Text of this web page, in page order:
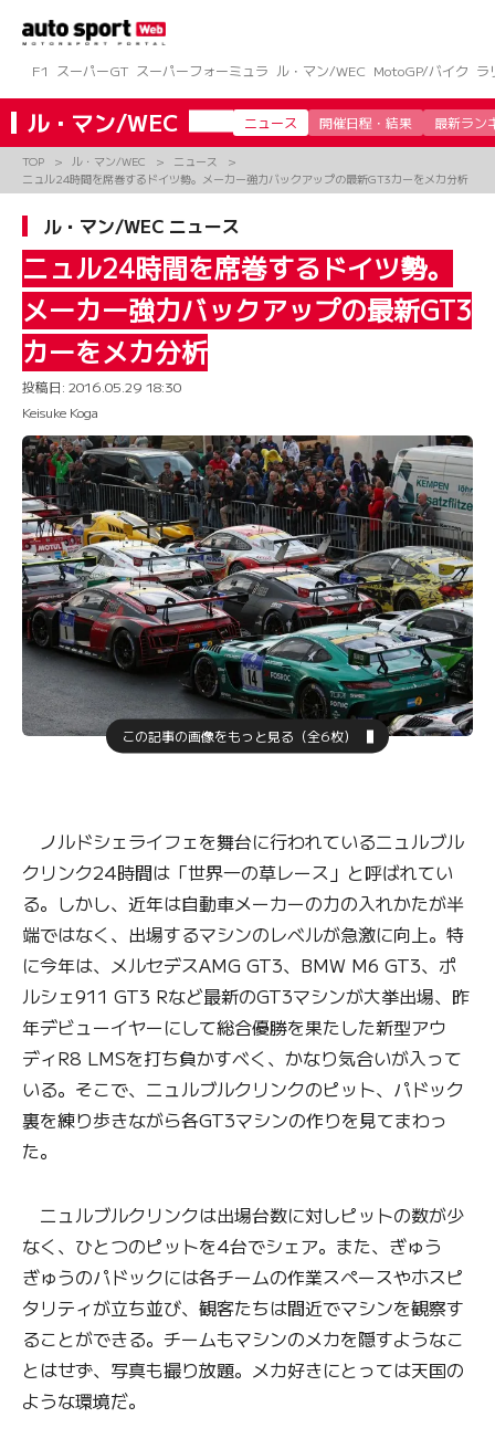
ツ
へ
ス
キ
プ
F1 スーパーGT スーパーフォーミュラ ル・マン/WEC MotoGP/バイク ラ
ル・マン/WEC ニュース 開催日程・結果 最新ラン
TOP ル・マン/WEC
ニュース
ニュル24時間を席巻するドイツ勢。メーカー強力バックアップの最新GT3カーをメカ分析
ル・マン/WEC ニュース
ニュル24時間を席巻するドイツ勢。
メーカー強力バックアップの最新GT3
カーをメカ分析
投稿日: 2016.05.29 18:30
Keisuke Koga
この記事の画像をもっと見る（全6枚）
ノルドシェライフェを舞台に行われているニュルブル
クリンク24時間は「世界一の草レース」と呼ばれてい
る。しかし、近年は自動車メーカーの力の入れかたが半
端ではなく、出場するマシンのレベルが急激に向上。特
に今年は、メルセデスAMG GT3、BMW M6 GT3、ポ
ルシェ911 GT3 Rなど最新のGT3マシンが大挙出場、昨
年デビューイヤーにして総合優勝を果たした新型アウ
ディR8 LMSを打ち負かすべく、かなり気合いが入って
いる。そこで、ニュルブルクリンクのピット、パドック
裏を練り歩きながら各GT3マシンの作りを見てまわっ
た。
ニュルブルクリンクは出場台数に対しピットの数が少
なく、ひとつのピットを4台でシェア。また、ぎゅう
ぎゅうのパドックには各チームの作業スペースやホスピ
タリティが立ち並び、観客たちは間近でマシンを観察す
ることができる。チームもマシンのメカを隠すようなこ
とはせず、写真も撮り放題。メカ好きにとっては天国の
ような環境だ。